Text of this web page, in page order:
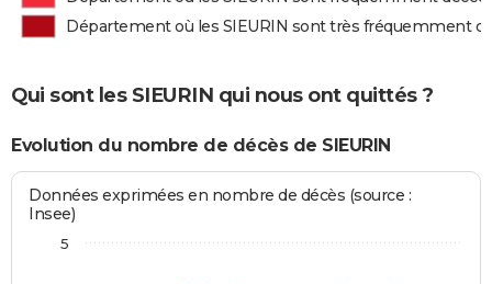
Département où les SIEURIN sont très fréquemment
Qui sont les SIEURIN qui nous ont quittés ?
Evolution du nombre de décès de SIEURIN
Données exprimées en nombre de décès (source :
Insee)
5